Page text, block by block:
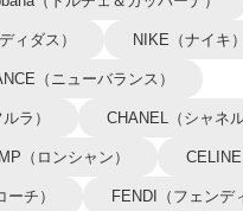
ィダス） NIKE（ナイキ）
（ニューバランス）
ラ） CHANEL（シャネル
（ロンシャン） CELINE
チ） FENDI（フェンデ